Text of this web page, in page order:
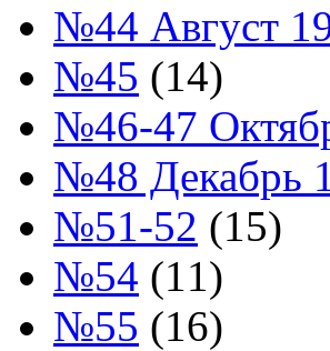
№44 Август
№45 (14)
№46-47
№48 Декабрь
№51-52 (15)
№54 (11)
№55 (16)